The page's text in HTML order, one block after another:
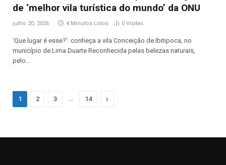
de ‘melhor vila turística do mundo’ da ONU
julho 20, 2026 4 Minutos Lidos 0 Visitas
‘Que lugar é esse?’: conheça a vila Conceição de Ibitipoca, no
município de Lima Duarte Reconhecida pelas belezas naturais,
pelo…
1 2 3 … 14 Next